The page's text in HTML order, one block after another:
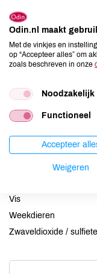
Aardnoten
Gluten
Lupine
Noten
Schaaldieren
Selderij
Vis
Weekdieren
Zwaveldioxide /
Odin.nl maakt
Met de vinkjes en
op “Accepteer alles” om
zoals beschreven in onze
Noodzakelijk
Functioneel
Accepteer
Weigeren